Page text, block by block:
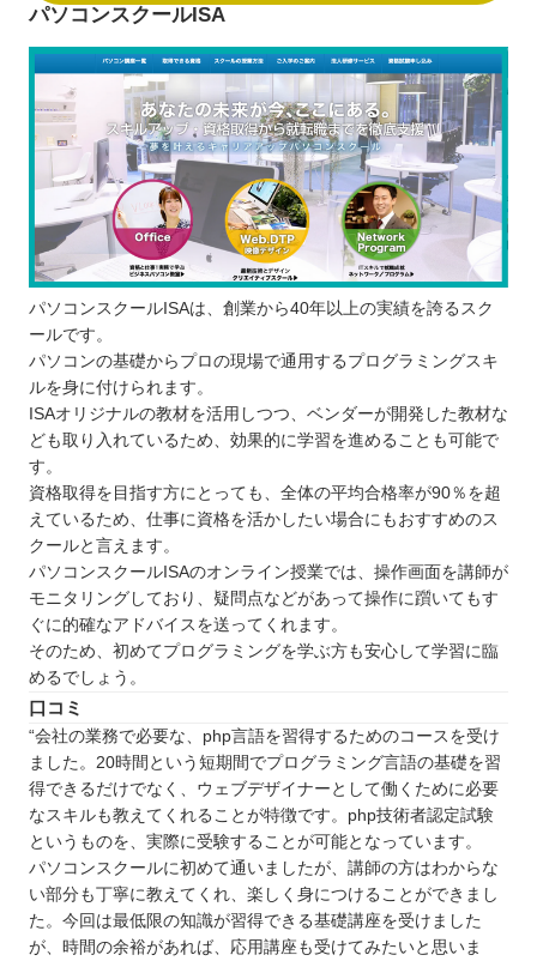
パソコンスクールISA
パソコンスクールISAは、創業から40年以上の実績を誇るスク
ールです。
パソコンの基礎からプロの現場で通用するプログラミングスキ
ルを身に付けられます。
ISAオリジナルの教材を活用しつつ、ベンダーが開発した教材な
ども取り入れているため、効果的に学習を進めることも可能で
す。
資格取得を目指す方にとっても、全体の平均合格率が90％を超
えているため、仕事に資格を活かしたい場合にもおすすめのス
クールと言えます。
パソコンスクールISAのオンライン授業では、操作画面を講師が
モニタリングしており、疑問点などがあって操作に躓いてもす
ぐに的確なアドバイスを送ってくれます。
そのため、初めてプログラミングを学ぶ方も安心して学習に臨
めるでしょう。
口コミ
“会社の業務で必要な、php言語を習得するためのコースを受け
ました。20時間という短期間でプログラミング言語の基礎を習
得できるだけでなく、ウェブデザイナーとして働くために必要
なスキルも教えてくれることが特徴です。php技術者認定試験
というものを、実際に受験することが可能となっています。
パソコンスクールに初めて通いましたが、講師の方はわからな
い部分も丁寧に教えてくれ、楽しく身につけることができまし
た。今回は最低限の知識が習得できる基礎講座を受けました
が、時間の余裕があれば、応用講座も受けてみたいと思いま